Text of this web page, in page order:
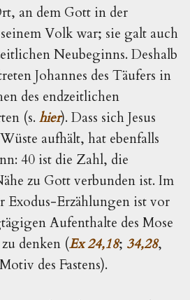
an dem Gott in der
Volk war; sie galt auch
Neubeginns. Deshalb
Johannes des Täufers in
des endzeitlichen
(s. hier). Dass sich Jesus
aufhält, hat ebenfalls
40 ist die Zahl, die
zu Gott verbunden ist. Im
Exodus-Erzählungen ist vor
Aufenthalte des Mose
denken (Ex 24,18; 34,28,
des Fastens).